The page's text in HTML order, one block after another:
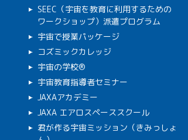
SEEC（宇宙を教育に利用するための
ワークショップ）派遣プログラム
宇宙で授業パッケージ
コズミックカレッジ
宇宙の学校®
宇宙教育指導者セミナー
JAXAアカデミー
JAXA エアロスペーススクール
君が作る宇宙ミッション（きみっしょ